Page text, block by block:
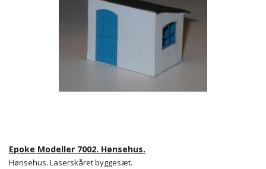
Epoke Modeller 7002. Hønsehus.
Hønsehus. Laserskåret byggesæt.